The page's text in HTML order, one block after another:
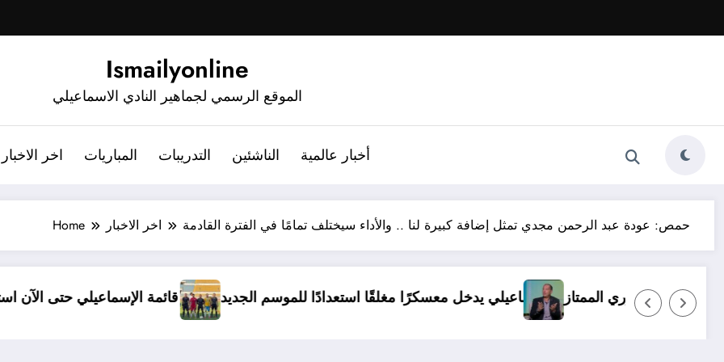
Ismailyonline
الموقع الرسمي لجماهير النادي الاسماعيلي
اخر الاخبار المباريات التدريبات الناشئين أخبار عالمية
Home اخر الاخبار حمص: عودة عبد الرحمن مجدي تمثل إضافة كبيرة لنا .. والأداء سيختلف تمامًا في الفترة القادمة
قائمة الإسماعيلي يدخل معسكرًا مغلقًا استعدادًا للموسم الجديد ولا بديل عن العودة للدوري الممتاز